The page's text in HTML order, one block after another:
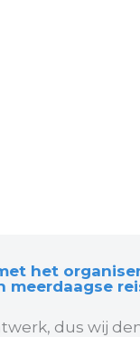
het
dus wij